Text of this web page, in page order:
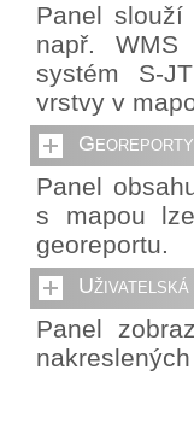
Panel
např. WMS
systém S-
vrstvy v
Georeporty
Panel
s mapou
georeportu.
Panel